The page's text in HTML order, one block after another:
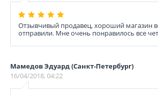
Отзывчивый продавец, хороший магазин
отправили. Мне очень понравилось все
Мамедов Эдуард (Санкт-Петербург)
16/04/2018, 04:22